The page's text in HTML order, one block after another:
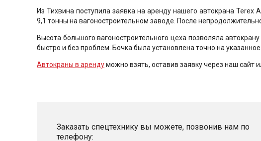
Из Тихвина поступила заявка на аренду нашего автокрана
9,1 тонны на вагоностроительном заводе. После
Высота большого вагоностроительного цеха позволяла
быстро и без проблем. Бочка была установлена точно на
Автокраны в арендуможно взять, оставив заявку через наш сайт
Заказать спецтехнику вы можете, позвонив нам по
телефону: